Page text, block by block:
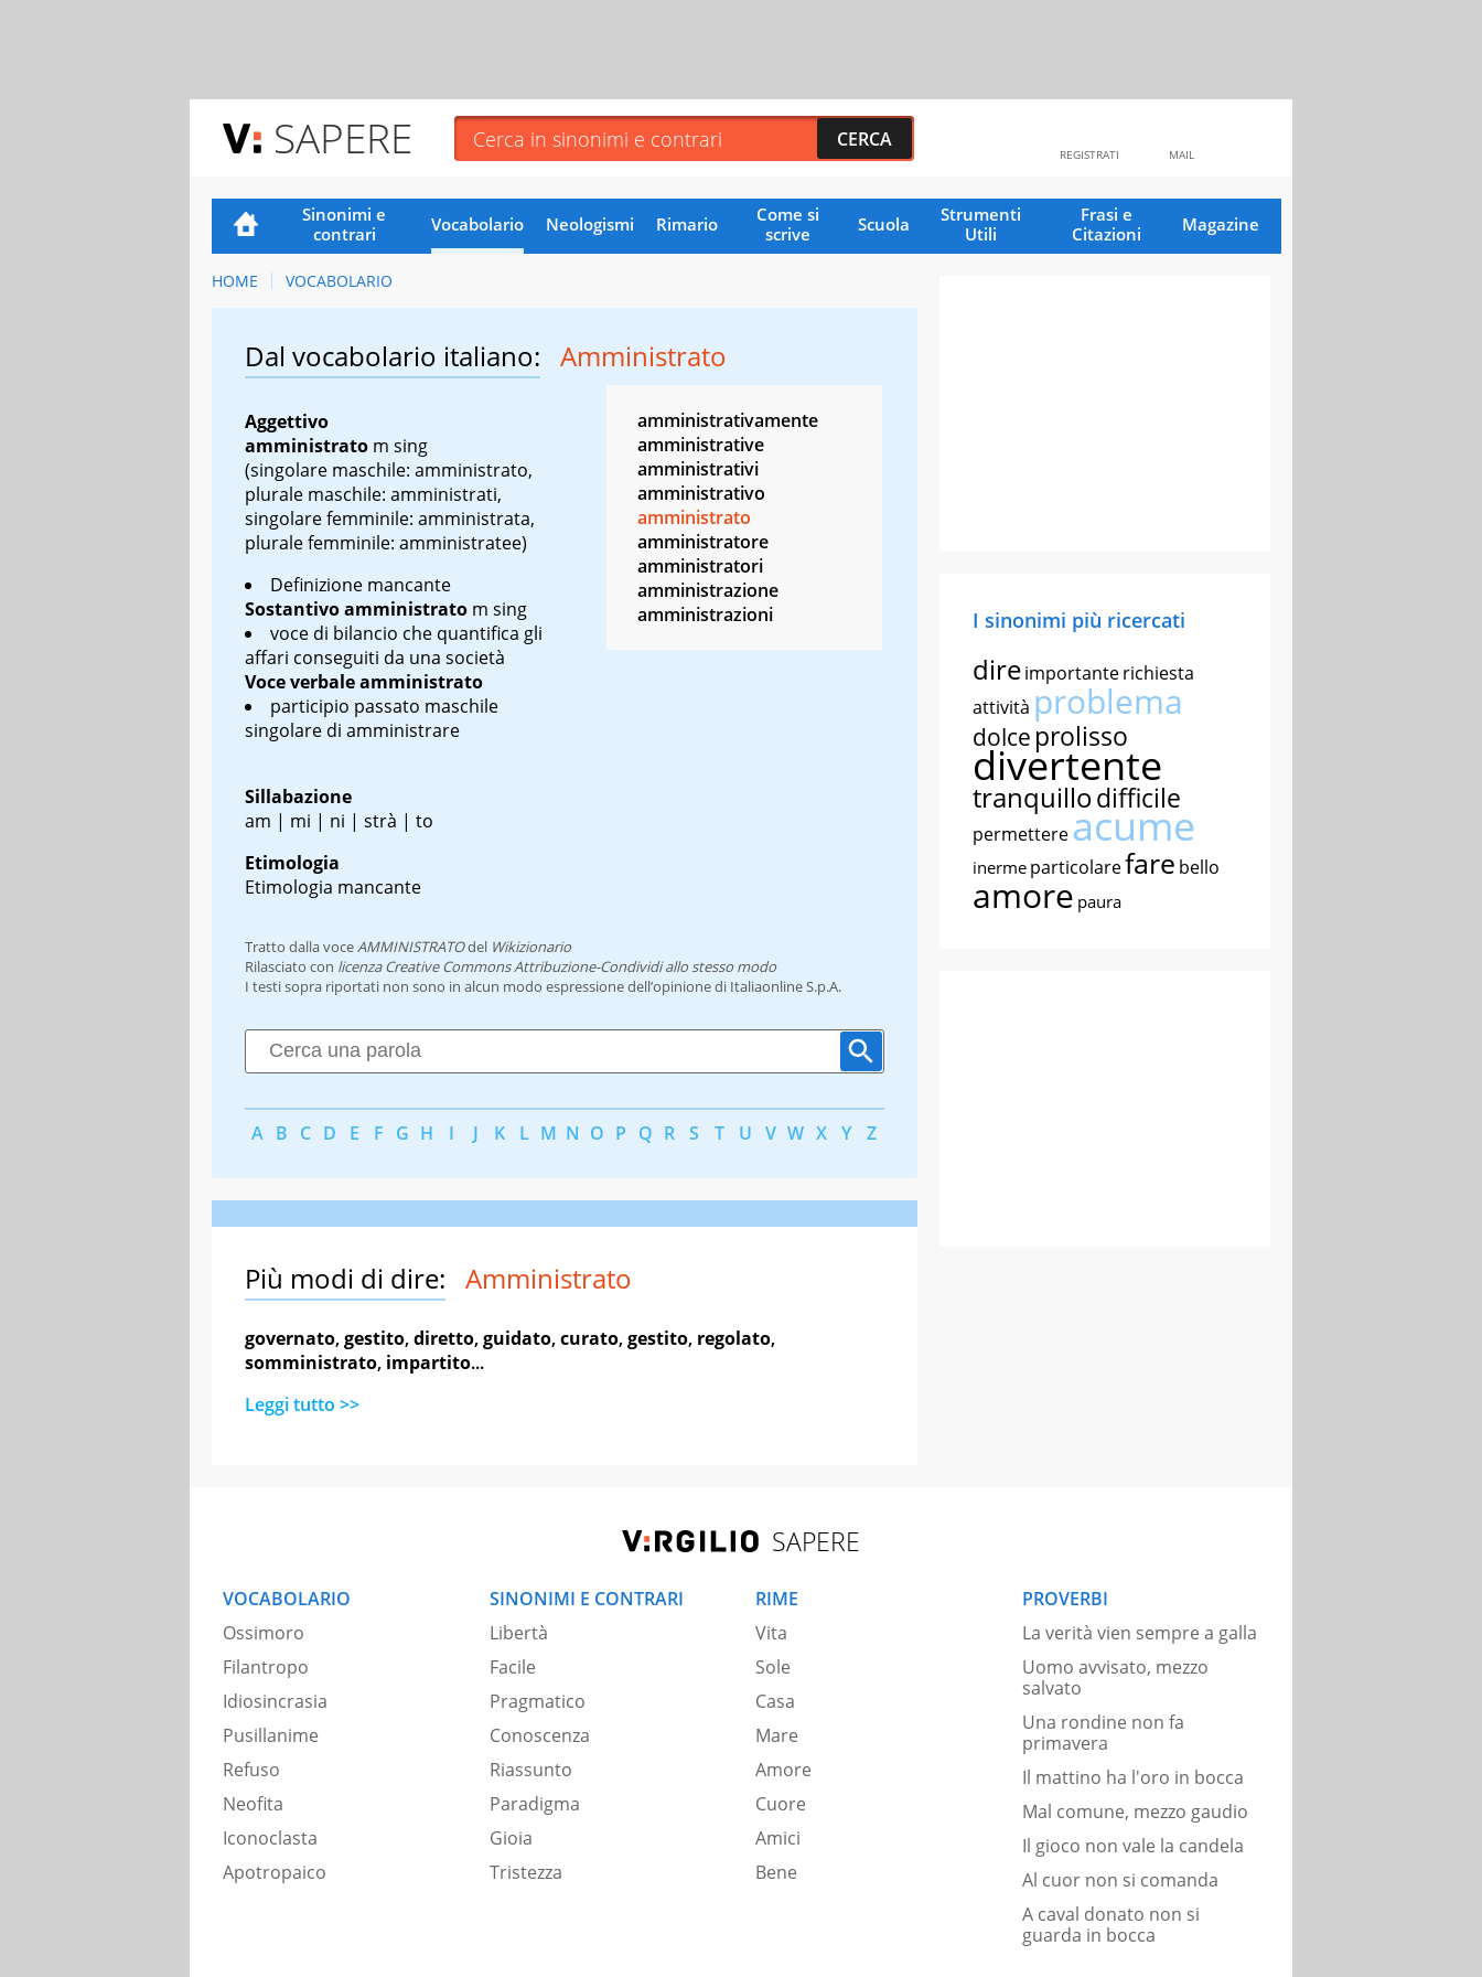
SAPERE MAIL
REGISTRATI
Sinonimi e
contrari
Vocabolario Neologismi Rimario
Come si
scrive
Scuola
Strumenti
Utili
Frasi e
Citazioni
Magazine
HOME VOCABOLARIO
Dal vocabolario italiano: Amministrato
Aggettivo
amministrato m sing
(singolare maschile: amministrato,
plurale maschile: amministrati,
singolare femminile: amministrata,
plurale femminile: amministratee)
Definizione mancante
Sostantivoamministrato m sing
voce di bilancio che quantifica gli
affari conseguiti da una società
Voce verbaleamministrato
participio passato maschile
singolare di amministrare
Sillabazione
am | mi | ni | strà | to
Etimologia
Etimologia mancante
amministrativamente
amministrative
amministrativi
amministrativo
amministrato
amministratore
amministratori
amministrazione
amministrazioni
Tratto dalla voce AMMINISTRATOdel Wikizionario
Rilasciato con licenza Creative Commons Attribuzione-Condividi allo stesso modo
I testi sopra riportati non sono in alcun modo espressione dell’opinione di Italiaonline S.p.A.
A B C D E F G H I J K L M N O P Q R S T U V W X Y Z
Più modi di dire: Amministrato
governato,gestito,diretto,guidato,curato,gestito, regolato,
somministrato, impartito...
Leggi tutto >>
I sinonimi più ricercati
direimportanterichiesta
attività problema
dolce prolisso
divertente
tranquillodifficile
permettereacume
inerme particolarefare bello
amore paura
SAPERE
VOCABOLARIO
Ossimoro
Filantropo
Idiosincrasia
Pusillanime
Refuso
Neofita
Iconoclasta
Apotropaico
SINONIMI E CONTRARI
Libertà
Facile
Pragmatico
Conoscenza
Riassunto
Paradigma
Gioia
Tristezza
RIME
Vita
Sole
Casa
Mare
Amore
Cuore
Amici
Bene
PROVERBI
La verità vien sempre a galla
Uomo avvisato, mezzo
salvato
Una rondine non fa
primavera
Il mattino ha l'oro in bocca
Mal comune, mezzo gaudio
Il gioco non vale la candela
Al cuor non si comanda
A caval donato non si
guarda in bocca